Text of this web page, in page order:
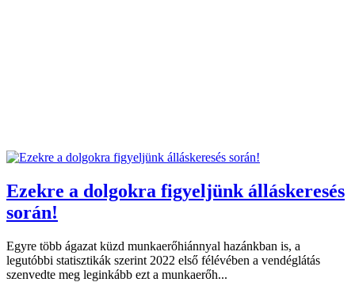
Ezekre a dolgokra figyeljünk álláskeresés
során!
Egyre több ágazat küzd munkaerőhiánnyal hazánkban is, a
legutóbbi statisztikák szerint 2022 első félévében a vendéglátás
szenvedte meg leginkább ezt a munkaerőh...